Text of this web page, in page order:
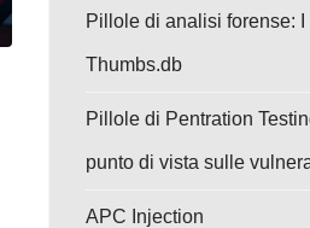
Pillole di analisi forense: I
Thumbs.db
Pillole di Pentration
punto di vista sulle
APC Injection